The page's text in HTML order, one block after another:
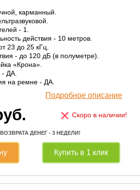
карманный.
- 1.
действия - 10 метров.
23 до 25 кГц.
- до 120 дБ (в полуметре).
«Крона».
ДА.
на ремне - ДА.
Подробное описание
× Скоро в наличии!
ДЕНЕГ - 3 НЕДЕЛИ!
Купить в 1 клик